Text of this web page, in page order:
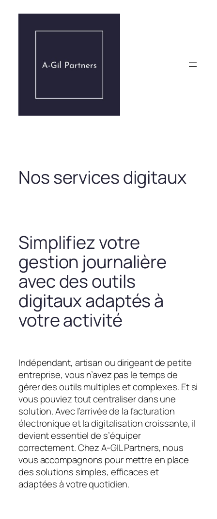
contenu
Nos services digitaux
Simplifiez votre
gestion journalière
avec des outils
digitaux adaptés à
votre activité
Indépendant, artisan ou dirigeant de petite
entreprise, vous n’avez pas le temps de
gérer des outils multiples et complexes. Et si
vous pouviez tout centraliser dans une
solution. Avec l’arrivée de la facturation
électronique et la digitalisation croissante, il
devient essentiel de s’équiper
correctement. Chez A-GIL Partners, nous
vous accompagnons pour mettre en place
des solutions simples, efficaces et
adaptées à votre quotidien.